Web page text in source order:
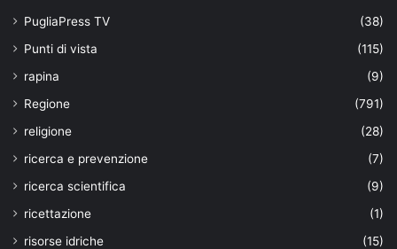
PugliaPress TV
(38)
Punti di vista
(115)
rapina
(9)
Regione
(791)
religione
(28)
ricerca e prevenzione
(7)
ricerca scientifica
(9)
ricettazione
(1)
risorse idriche
(15)